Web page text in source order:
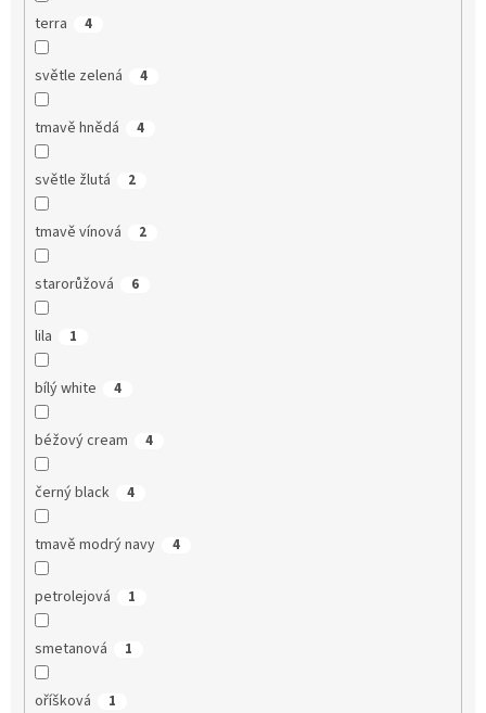
terra 4
světle zelená 4
tmavě hnědá 4
světle žlutá 2
tmavě vínová 2
starorůžová 6
lila 1
bílý white 4
béžový cream 4
černý black 4
tmavě modrý navy 4
petrolejová 1
smetanová 1
oříšková 1